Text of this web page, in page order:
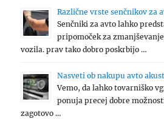
Različne vrste senčnikov za
Senčniki za avto lahko
pripomoček za
vozila. prav tako dobro poskrbijo …
Nasveti ob nakupu avto
Vemo, da lahko tovarniško
ponuja precej dobre
zagotovo …